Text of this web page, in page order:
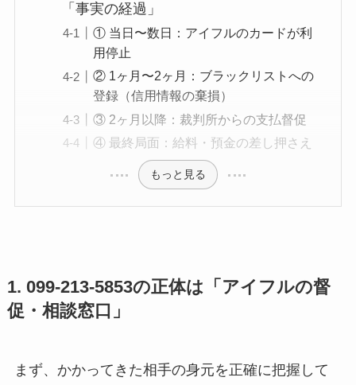
「事実の経過」
① 当日〜数日：アイフルのカードが利
用停止
② 1ヶ月〜2ヶ月：ブラックリストへの
登録（信用情報の棄損）
③ 2ヶ月以降：裁判所からの支払督促
④ 最終局面：給料・預金の差し押さえ
もっと見る
1. 099-213-5853の正体は「アイフルの督
促・相談窓口」
まず、かかってきた相手の身元を正確に把握して